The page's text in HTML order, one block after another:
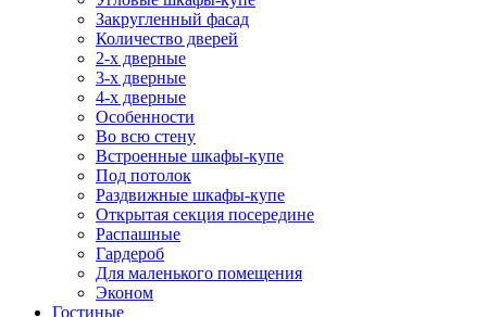
Закругленный фасад
Количество дверей
2-х дверные
3-х дверные
4-х дверные
Особенности
Во всю стену
Встроенные шкафы-купе
Под потолок
Раздвижные шкафы-купе
Открытая секция посередине
Распашные
Гардероб
Для маленького помещения
Эконом
Гостиные